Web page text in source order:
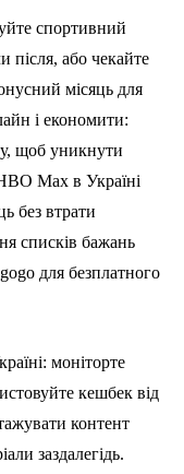
спортивний
після, або чекайте
місяць для
і економити:
щоб уникнути
Max в Україні
без втрати
списків бажань
для безплатного
моніторте
кешбек від
контент
заздалегідь.